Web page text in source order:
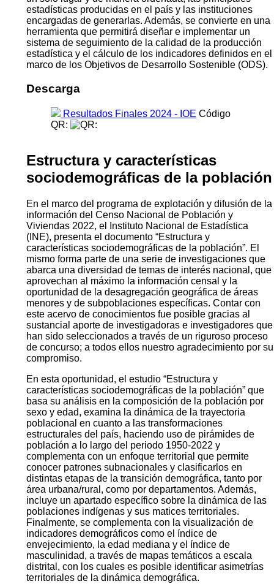
estadísticas producidas en el país y las instituciones
encargadas de generarlas. Además, se convierte en una
herramienta que permitirá diseñar e implementar un
sistema de seguimiento de la calidad de la producción
estadística y el cálculo de los indicadores definidos en el
marco de los Objetivos de Desarrollo Sostenible (ODS).
Descarga
Resultados Finales 2024 - IOE Código
QR:
Estructura y características
sociodemográficas de la población
En el marco del programa de explotación y difusión de la
información del Censo Nacional de Población y
Viviendas 2022, el Instituto Nacional de Estadística
(INE), presenta el documento “Estructura y
características sociodemográficas de la población”. El
mismo forma parte de una serie de investigaciones que
abarca una diversidad de temas de interés nacional, que
aprovechan al máximo la información censal y la
oportunidad de la desagregación geográfica de áreas
menores y de subpoblaciones específicas. Contar con
este acervo de conocimientos fue posible gracias al
sustancial aporte de investigadoras e investigadores que
han sido seleccionados a través de un riguroso proceso
de concurso; a todos ellos nuestro agradecimiento por su
compromiso.
En esta oportunidad, el estudio “Estructura y
características sociodemográficas de la población” que
basa su análisis en la composición de la población por
sexo y edad, examina la dinámica de la trayectoria
poblacional en cuanto a las transformaciones
estructurales del país, haciendo uso de pirámides de
población a lo largo del periodo 1950-2022 y
complementa con un enfoque territorial que permite
conocer patrones subnacionales y clasificarlos en
distintas etapas de la transición demográfica, tanto por
área urbana/rural, como por departamentos. Además,
incluye un apartado específico sobre la dinámica de las
poblaciones indígenas y sus matices territoriales.
Finalmente, se complementa con la visualización de
indicadores demográficos como el índice de
envejecimiento, la edad mediana y el índice de
masculinidad, a través de mapas temáticos a escala
distrital, con los cuales es posible identificar asimetrías
territoriales de la dinámica demográfica.